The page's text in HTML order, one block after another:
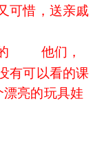
可惜，送亲戚
他们，
有可以看的课
亮的玩具娃